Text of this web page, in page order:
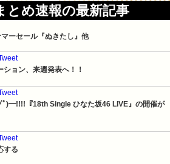
とめ速報の最新記事
マーセール『ぬきたし』他
ション、来週発表へ！！
ﾟ)━!!!!『18th Single ひなた坂46 LIVE』の開催が
する